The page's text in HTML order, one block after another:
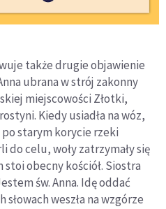
także drugie objawienie
ubrana w strój zakonny
miejscowości Złotki,
Kiedy usiadła na wóz,
po starym korycie rzeki
do celu, woły zatrzymały się
obecny kościół. Siostra
św. Anna. Idę oddać
słowach weszła na wzgórze